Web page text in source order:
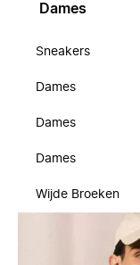
Dames
Sneakers
Dames
Dames
Dames
Wijde Broeken